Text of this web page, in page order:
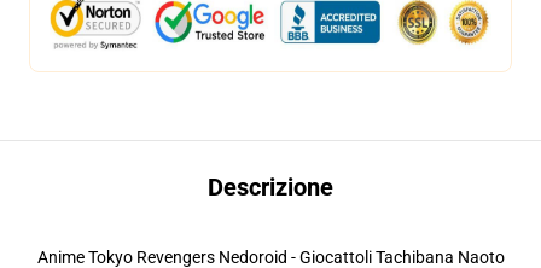
Descrizione
Anime Tokyo Revengers Nedoroid - Giocattoli Tachibana Naoto